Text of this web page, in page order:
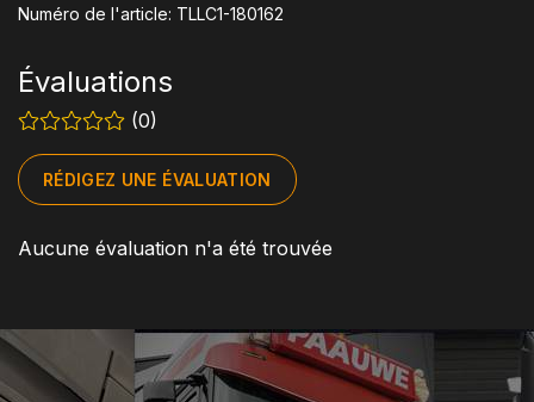
Numéro de l'article: TLLC1-180162
Évaluations
(0)
RÉDIGEZ UNE ÉVALUATION
Aucune évaluation n'a été trouvée